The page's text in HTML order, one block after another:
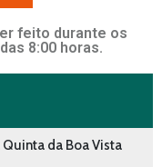
feito durante os
8:00 horas.
da Boa Vista